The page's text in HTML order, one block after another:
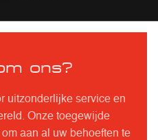
ons?
uitzonderlijke service en
Onze toegewijde
aan al uw behoeften te